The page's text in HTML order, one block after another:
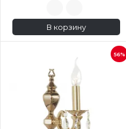
В корзину
56%